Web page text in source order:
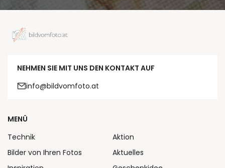
NEHMEN SIE MIT UNS DEN KONTAKT AUF
info@bildvomfoto.at
MENÜ
Technik
Bilder von Ihren Fotos
Aktion
Aktuelles